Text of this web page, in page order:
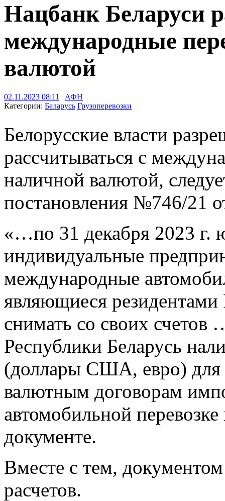
Нацбанк Беларуси
международные
валютой
02.11.2023 08:11 | АФН
Категории: Беларусь Грузоперевозки
Белорусские власти
рассчитываться с
наличной валютой,
постановления №746/21
«…по 31 декабря 2023 г.
индивидуальные
международные
являющиеся резидентами
снимать со своих счетов
Республики Беларусь
(доллары США, евро) для
валютным договорам
автомобильной
документе.
Вместе с тем,
расчетов.